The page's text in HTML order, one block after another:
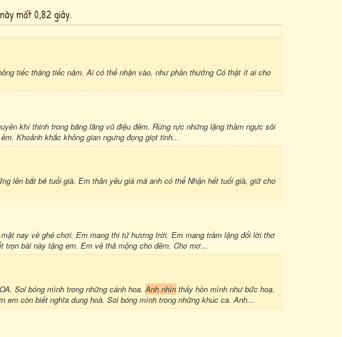
mất 0,82 giây.
tiếc tháng tiếc năm. Ai có thể nhận vào, như phần thưởng Có thật ít ai cho
khí thinh trong bãng lãng vũ điệu đêm. Rừng rực những lặng thầm ngực sôi
Khoảnh khắc không gian ngưng đọng giọt tinh...
lên bắt bẻ tuổi già. Em thân yêu giá mà anh có thể Nhận hết tuổi già, giữ cho
nay về ghé chơi. Em mang thi tứ hương trời. Em mang trầm lặng đổi lời thơ
trọn bài này tặng em. Em về thả mộng cho đêm. Cho mơ...
Soi bóng mình trong những cánh hoa.Anh nhìn thấy hồn mình như bức hoạ.
em còn biết nghĩa dung hoà. Soi bóng mình trong những khúc ca. Anh...